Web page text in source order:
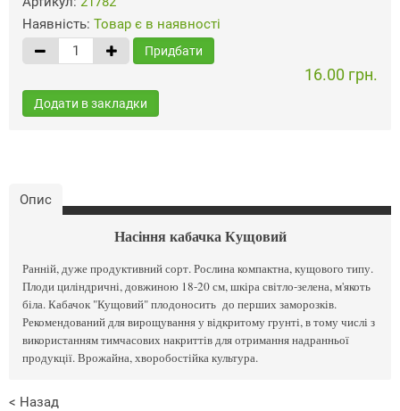
Наявність: Товар є в наявності
Придбати
16.00 грн.
Додати в закладки
Опис
Насіння кабачка Кущовий
Ранній, дуже продуктивний сорт. Рослина компактна, кущового типу.
Плоди циліндричні, довжиною 18-20 см, шкіра світло-зелена, м'якоть
біла. Кабачок "Кущовий" плодоносить до перших заморозків.
Рекомендований для вирощування у відкритому грунті, в тому числі з
використанням тимчасових накриттів для отримання надранньої
продукції. Врожайна, хворобостійка культура.
< Назад